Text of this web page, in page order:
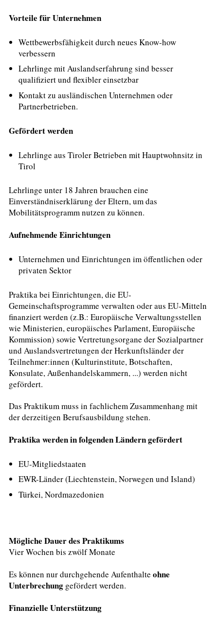
Vorteile für Unternehmen
Wettbewerbsfähigkeit durch neues Know-how
verbessern
Lehrlinge mit Auslandserfahrung sind besser
qualifiziert und flexibler einsetzbar
Kontakt zu ausländischen Unternehmen oder
Partnerbetrieben.
Gefördert werden
Lehrlinge aus Tiroler Betrieben mit Hauptwohnsitz in
Tirol
Lehrlinge unter 18 Jahren brauchen eine
Einverständniserklärung der Eltern, um das
Mobilitätsprogramm nutzen zu können.
Aufnehmende Einrichtungen
Unternehmen und Einrichtungen im öffentlichen oder
privaten Sektor
Praktika bei Einrichtungen, die EU-
Gemeinschaftsprogramme verwalten oder aus EU-Mitteln
finanziert werden (z.B.: Europäische Verwaltungsstellen
wie Ministerien, europäisches Parlament, Europäische
Kommission) sowie Vertretungsorgane der Sozialpartner
und Auslandsvertretungen der Herkunftsländer der
Teilnehmer:innen (Kulturinstitute, Botschaften,
Konsulate, Außenhandelskammern, ...) werden nicht
gefördert.
Das Praktikum muss in fachlichem Zusammenhang mit
der derzeitigen Berufsausbildung stehen.
Praktika werden in folgenden Ländern gefördert
EU-Mitgliedstaaten
EWR-Länder (Liechtenstein, Norwegen und Island)
Türkei, Nordmazedonien
Mögliche Dauer des Praktikums
Vier Wochen bis zwölf Monate
Es können nur durchgehende Aufenthalte ohne
Unterbrechung gefördert werden.
Finanzielle Unterstützung